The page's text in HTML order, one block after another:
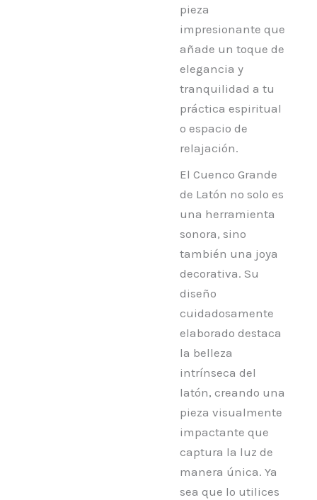
pieza
impresionante que
añade un toque de
elegancia y
tranquilidad a tu
práctica espiritual
o espacio de
relajación.
El Cuenco Grande
de Latón no solo es
una herramienta
sonora, sino
también una joya
decorativa. Su
diseño
cuidadosamente
elaborado destaca
la belleza
intrínseca del
latón, creando una
pieza visualmente
impactante que
captura la luz de
manera única. Ya
sea que lo utilices